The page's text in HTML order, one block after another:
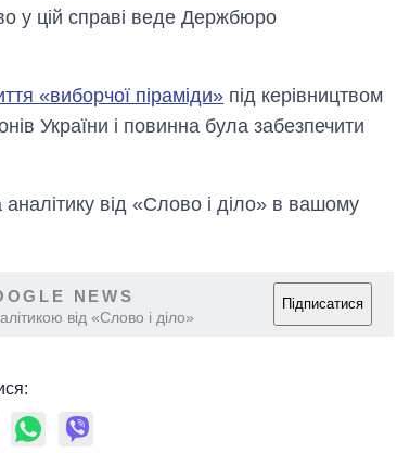
у цій справі веде Держбюро
«виборчої піраміди» під керівництвом
України і повинна була забезпечити
від «Слово і діло» в вашому
NEWS
від «Слово і діло»
Підписатися